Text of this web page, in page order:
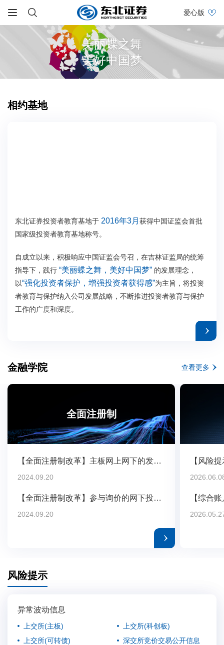
爱心版
美丽蝶之舞
美好中国梦
相约基地
东北证券投资者教育基地于 2016年3月 获得中国证监会首批
国家级投资者教育基地称号。
自成立以来，积极响应中国证监会号召，在吉林证监局的统筹
指导下，践行 “美丽蝶之舞，美好中国梦” 的发展理念，
以“强化投资者保护，增强投资者获得感”为主旨，将投资
者教育与保护纳入公司发展战略，不断推进投资者教育与保护
工作的广度和深度。
金融学院 查看更多
全面注册制
【全面注册制改革】主板网上网下的发行比例是如何规定的？
2024.09.20
【全面注册制改革】参与询价的网下投资者在报价方面有哪些规定？
2024.09.20
【综合
风险提示
异常波动信息
上交所(主板)
上交所(科创板)
上交所(可转债)
深交所竞价交易公开信息